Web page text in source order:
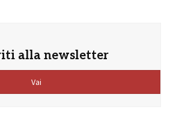
alla newsletter
Vai